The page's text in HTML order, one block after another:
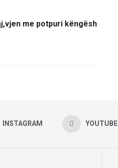
me potpuri këngësh
INSTAGRAM YOUTUBE